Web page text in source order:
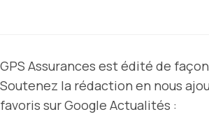
GPS Assurances est édité de
Soutenez la rédaction en nous
favoris sur Google Actualités :